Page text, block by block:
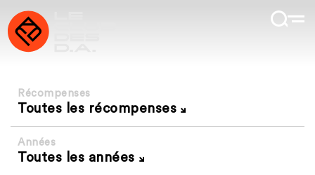
Récompenses
Toutes les récompenses
Années
Toutes les années